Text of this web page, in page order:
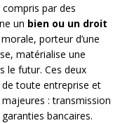
par des
un bien ou un droit
porteur d’une
matérialise une
le futur. Ces deux
toute entreprise et
: transmission
bancaires.